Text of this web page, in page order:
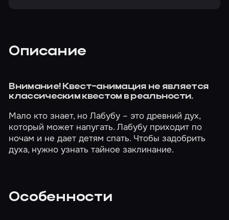
Описание
Внимание! Квест-анимация не является
классическим квестом в реальности.
Мало кто знает, но Лабубу – это древний дух,
который может напугать. Лабубу приходит по
ночам и не дает детям спать. Чтобы задобрить
духа, нужно узнать тайное заклинание.
Особенности